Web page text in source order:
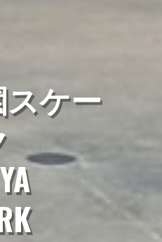
ケー